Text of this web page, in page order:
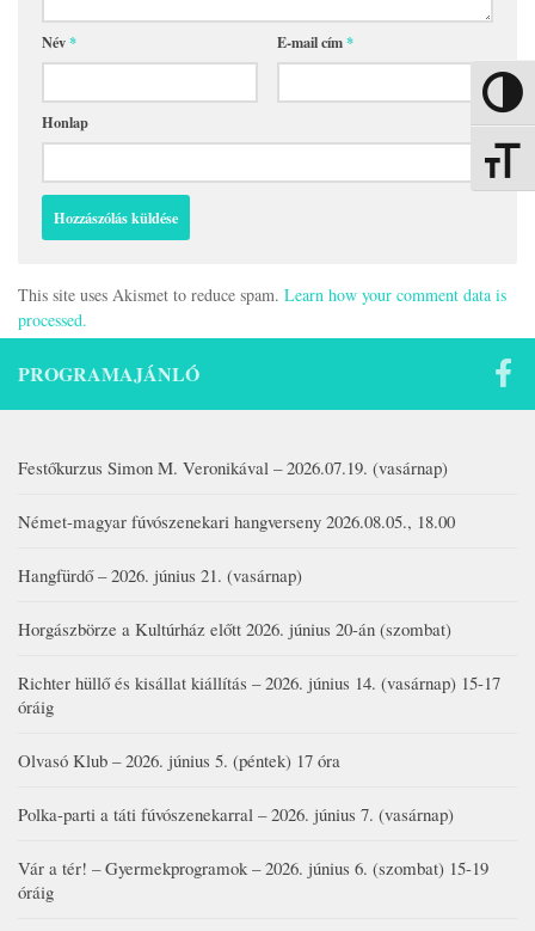
Nagy
Név* E-mail cím*
Honlap
This site uses Akismet to reduce spam. Learn how your comment data is
processed.
PROGRAMAJÁNLÓ
Festőkurzus Simon M. Veronikával – 2026.07.19. (vasárnap)
Német-magyar fúvószenekari hangverseny 2026.08.05., 18.00
Hangfürdő – 2026. június 21. (vasárnap)
Horgászbörze a Kultúrház előtt 2026. június 20-án (szombat)
Richter hüllő és kisállat kiállítás – 2026. június 14. (vasárnap) 15-17
óráig
Olvasó Klub – 2026. június 5. (péntek) 17 óra
Polka-parti a táti fúvószenekarral – 2026. június 7. (vasárnap)
Vár a tér! – Gyermekprogramok – 2026. június 6. (szombat) 15-19
óráig